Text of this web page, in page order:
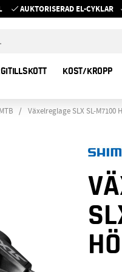
AUKTORISERAD EL-CYKLAR
KOST/KROPP
Växelreglage SLX SL-M7100